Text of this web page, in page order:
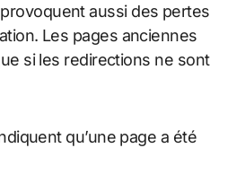
aussi des pertes
Les pages anciennes
si les redirections ne sont
qu’une page a été